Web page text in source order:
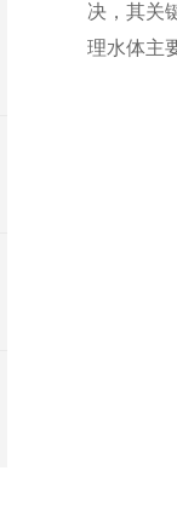
决，其关
理水体主